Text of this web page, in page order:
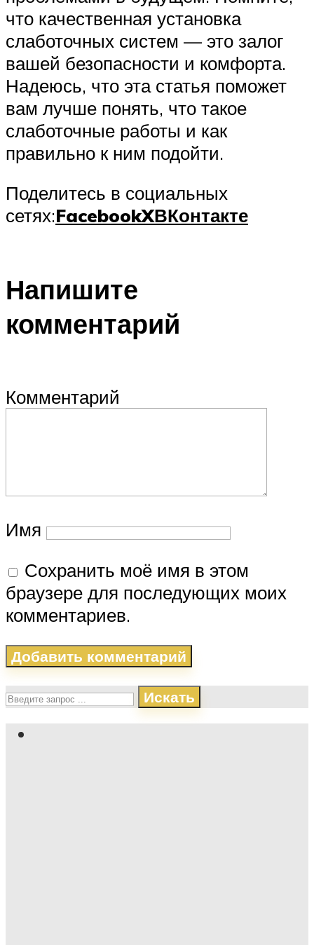
что качественная установка
слаботочных систем — это залог
вашей безопасности и комфорта.
Надеюсь, что эта статья поможет
вам лучше понять, что такое
слаботочные работы и как
правильно к ним подойти.
Поделитесь в социальных
сетях:FacebookXВКонтакте
Напишите
комментарий
Комментарий
Имя
Сохранить моё имя в этом
браузере для последующих моих
комментариев.
Искать